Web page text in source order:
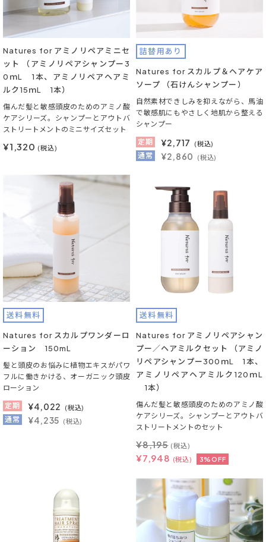
Natures for アミノリペアミニセ
ット （アミノリペアシャンプー3
0ｍL 1本、アミノリペアヘアミ
ルク15ｍL 1本）
傷んだ髪と敏感頭皮のためのアミノ酸
ケアシリーズ。シャンプーとアウトバ
ストリートメントのミニサイズセット
¥1,320 (税込)
詰替用あり
Natures for スカルプ＆ヘアケア
ソープ （石けんシャンプー）
自然素材できしみを抑えながら、馬油
で敏感肌にもやさしく地肌から整える
シャンプー
定期
¥2,717 (税込)
通常 ¥2,860 (税込)
送料無料
Natures for スカルプワンダーロ
ーション 150mL
髪と頭皮のお悩みに植物エキスがパワ
フルに働きかける、オーガニック頭皮
ローション
定期
¥4,022 (税込)
通常 ¥4,235 (税込)
送料無料
Natures for アミノリペアシャン
プー／ヘアミルクセット （アミノ
リペアシャンプー300ｍL 1本、
アミノリペアヘアミルク120ｍL
1本）
傷んだ髪と敏感頭皮のためのアミノ酸
ケアシリーズ。シャンプーとアウトバ
ストリートメントのセット
¥7,948 (税込) 3%OFF
¥8,195 (税込)